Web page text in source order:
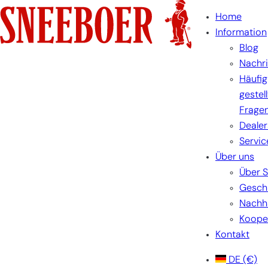
Zum
Inhalt
springen
Home
Information
Blog
Häufig
Über uns
Über
Kontakt
DE (€)